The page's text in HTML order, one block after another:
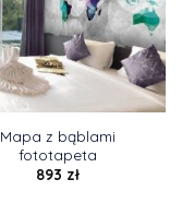
Mapa z bąblami
fototapeta
893 zł